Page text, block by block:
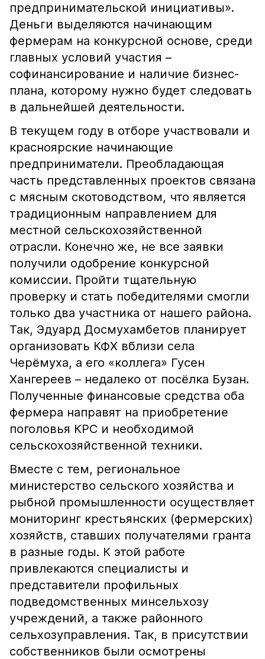
предпринимательской инициативы».
Деньги выделяются начинающим
фермерам на конкурсной основе, среди
главных условий участия –
софинансирование и наличие бизнес-
плана, которому нужно будет следовать
в дальнейшей деятельности.
В текущем году в отборе участвовали и
красноярские начинающие
предприниматели. Преобладающая
часть представленных проектов связана
с мясным скотоводством, что является
традиционным направлением для
местной сельскохозяйственной
отрасли. Конечно же, не все заявки
получили одобрение конкурсной
комиссии. Пройти тщательную
проверку и стать победителями смогли
только два участника от нашего района.
Так, Эдуард Досмухамбетов планирует
организовать КФХ вблизи села
Черёмуха, а его «коллега» Гусен
Хангереев – недалеко от посёлка Бузан.
Полученные финансовые средства оба
фермера направят на приобретение
поголовья КРС и необходимой
сельскохозяйственной техники.
Вместе с тем, региональное
министерство сельского хозяйства и
рыбной промышленности осуществляет
мониторинг крестьянских (фермерских)
хозяйств, ставших получателями гранта
в разные годы. К этой работе
привлекаются специалисты и
представители профильных
подведомственных минсельхозу
учреждений, а также районного
сельхозуправления. Так, в присутствии
собственников были осмотрены